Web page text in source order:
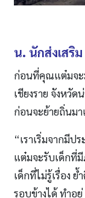
น. นักส่งเสริ
ก่อนที่คุณแต๋มจะ
เชียงราย จังหวั
ก่อนจะย้ายถิ่นมา
“เราเริ่มจากมีป
แต๋มจะรับเด็กที่
เด็กที่ไม่รู้เรื่อง
รอบข้างได้ ทำอ